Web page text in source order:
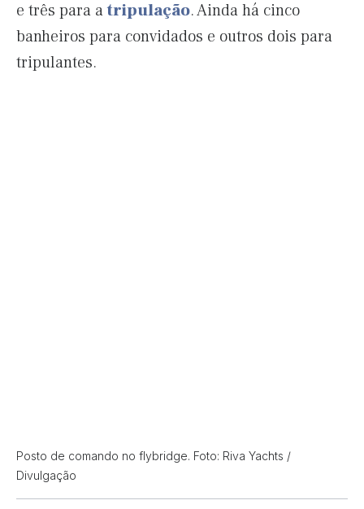
e três para atripulação. Ainda há cinco
banheiros para convidados e outros dois para
tripulantes.
Posto de comando no flybridge. Foto: Riva Yachts /
Divulgação